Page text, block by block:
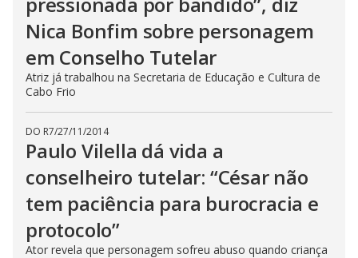
Nica Bonfim sobre personagem
em Conselho Tutelar
Atriz já trabalhou na Secretaria de Educação e Cultura de
Cabo Frio
DO R7/27/11/2014
Paulo Vilella dá vida a
conselheiro tutelar: “César não
tem paciência para burocracia e
protocolo”
Ator revela que personagem sofreu abuso quando criança